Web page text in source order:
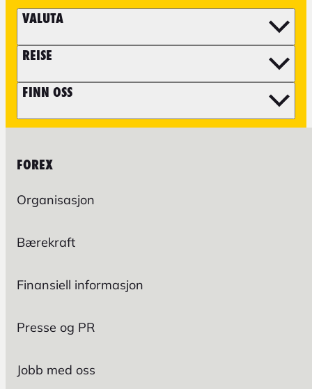
VALUTA
REISE
FINN OSS
FOREX
Organisasjon
Bærekraft
Finansiell informasjon
Presse og PR
Jobb med oss